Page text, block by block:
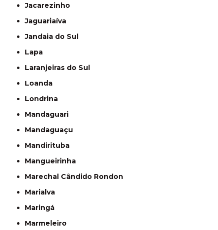
Jacarezinho
Jaguariaíva
Jandaia do Sul
Lapa
Laranjeiras do Sul
Loanda
Londrina
Mandaguari
Mandaguaçu
Mandirituba
Mangueirinha
Marechal Cândido Rondon
Marialva
Maringá
Marmeleiro